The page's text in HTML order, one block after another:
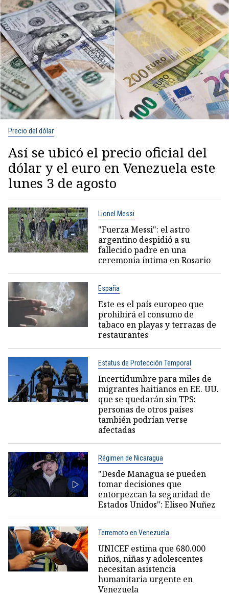
Precio del dólar
Así se ubicó el precio oficial del
dólar y el euro en Venezuela este
lunes 3 de agosto
Lionel Messi
"Fuerza Messi": el astro
argentino despidió a su
fallecido padre en una
ceremonia íntima en Rosario
España
Este es el país europeo que
prohibirá el consumo de
tabaco en playas y terrazas de
restaurantes
Estatus de Protección Temporal
Incertidumbre para miles de
migrantes haitianos en EE. UU.
que se quedarán sin TPS:
personas de otros países
también podrían verse
afectadas
Régimen de Nicaragua
"Desde Managua se pueden
tomar decisiones que
entorpezcan la seguridad de
Estados Unidos": Eliseo Nuñez
Terremoto en Venezuela
UNICEF estima que 680.000
niños, niñas y adolescentes
necesitan asistencia
humanitaria urgente en
Venezuela